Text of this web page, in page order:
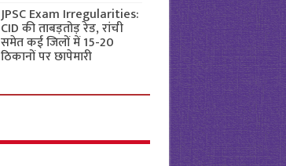
JPSC Exam Irregularities:
CID की ताबड़तोड़ रेड, रांची
समेत कई जिलों में 15-20
ठिकानों पर छापेमारी